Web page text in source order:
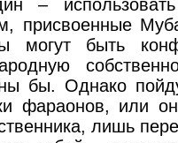
–
присвоенные
могут быть
бы. Однако
фараонов, или
лишь